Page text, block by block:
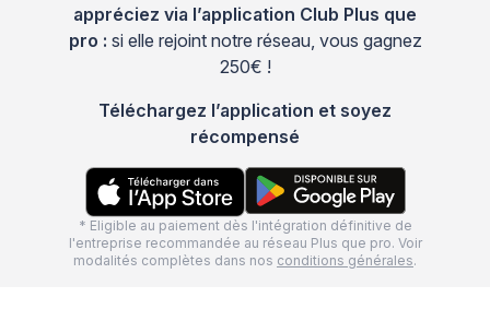
appréciez via l’application Club Plus que
pro : si elle rejoint notre réseau, vous gagnez
250€ !
Téléchargez l’application et soyez
récompensé
* Eligible au paiement dès l'intégration définitive de
l'entreprise recommandée au réseau Plus que pro. Voir
modalités complètes dans nos conditions générales.